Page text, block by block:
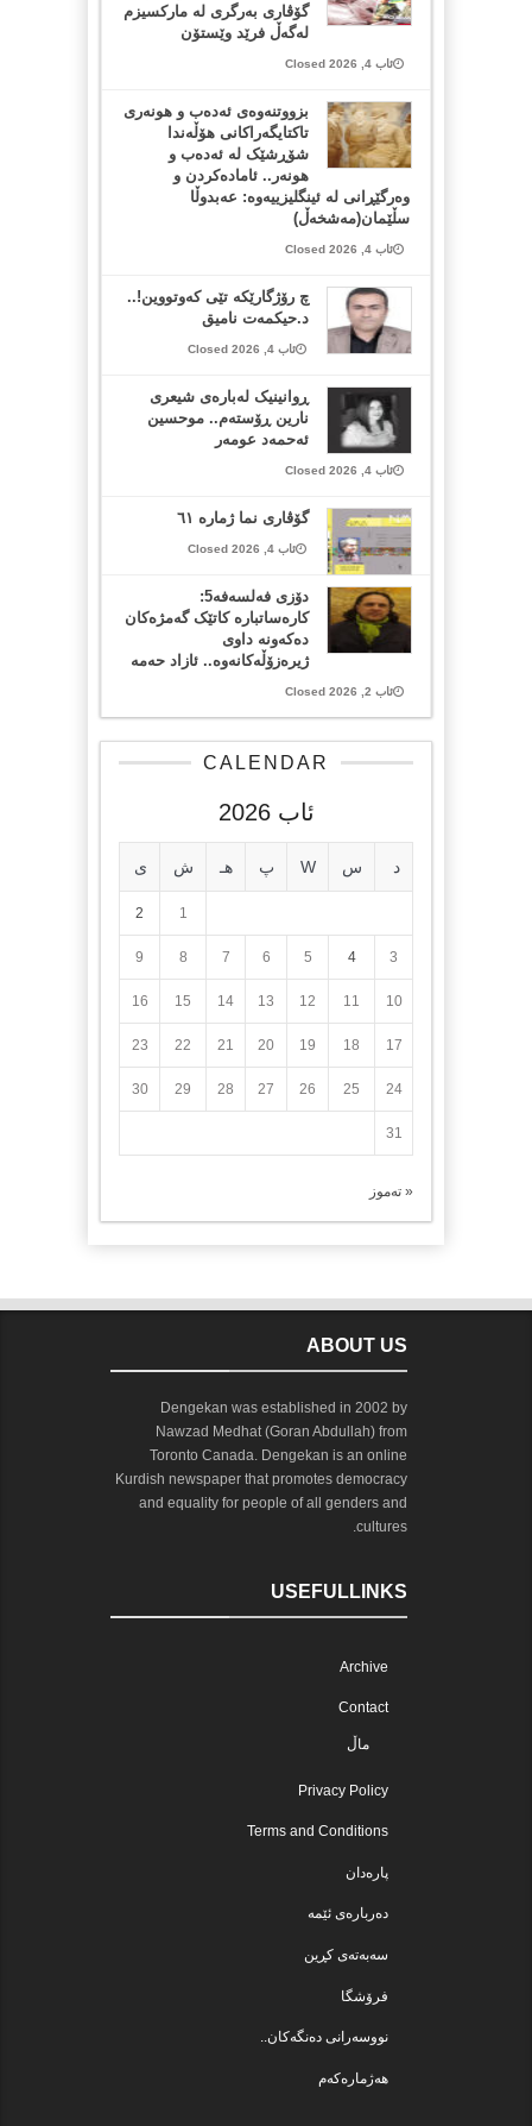
گۆڤاری بەرگری لە مارکسیزم
لەگەڵ فرێد وێستۆن
ئاب 4, 2026 Closed
بزووتنەوەی ئەدەب و هونەری
تاکتایگەراکانی هۆڵەندا
شۆڕشێک لە ئەدەب و
هونەر.. ئامادەکردن و
وەرگێڕانی لە ئینگلیزییەوە: عەبدوڵا
سڵێمان(مەشخەڵ)
ئاب 4, 2026 Closed
چ رۆژگارێکە تێی کەوتووین!..
د.حیکمەت نامیق
ئاب 4, 2026 Closed
ڕوانینیک لەبارەى شیعرى
نارین ڕۆستەم.. موحسین
ئەحمەد عومەر
ئاب 4, 2026 Closed
گۆڤاری نما ژمارە ٦١
ئاب 4, 2026 Closed
دۆزی فەلسەفە5:
کارەساتبارە کاتێک گەمژەکان
دەکەونە داوی
ژیرەزۆڵەکانەوە.. ئازاد حەمە
ئاب 2, 2026 Closed
CALENDAR
ئاب 2026
د س W پ هـ ش ی
1
2
3
4
5
6
7
8
9
10
11
12
13
14
15
16
17
18
19
20
21
22
23
24
25
26
27
28
29
30
31
« تەموز
ABOUT US
Dengekan was established in 2002 by
Nawzad Medhat (Goran Abdullah) from
Toronto Canada. Dengekan is an online
Kurdish newspaper that promotes democracy
and equality for people of all genders and
cultures.
USEFULLINKS
Archive
Contact
ماڵ
Privacy Policy
Terms and Conditions
پارەدان
دەربارەی ئێمە
سەبەتەی کڕین
فرۆشگا
نووسەرانی دەنگەکان..
هەژمارەکەم